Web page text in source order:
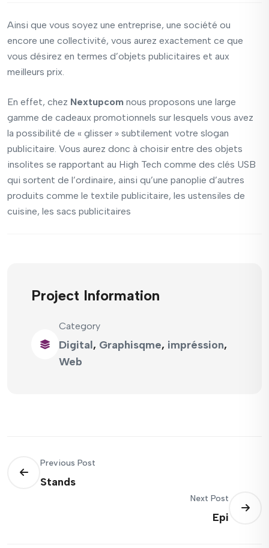
Ainsi que vous soyez une entreprise, une société ou
encore une collectivité, vous aurez exactement ce que
vous désirez en termes d’objets publicitaires et aux
meilleurs prix.
En effet, chez Nextupcom nous proposons une large
gamme de cadeaux promotionnels sur lesquels vous avez
la possibilité de « glisser » subtilement votre slogan
publicitaire. Vous aurez donc à choisir entre des objets
insolites se rapportant au High Tech comme des clés USB
qui sortent de l’ordinaire, ainsi qu’une panoplie d’autres
produits comme le textile publicitaire, les ustensiles de
cuisine, les sacs publicitaires
Project Information
Category
Digital, Graphisqme, impréssion,
Web
Previous Post
Stands
Next Post
Epi